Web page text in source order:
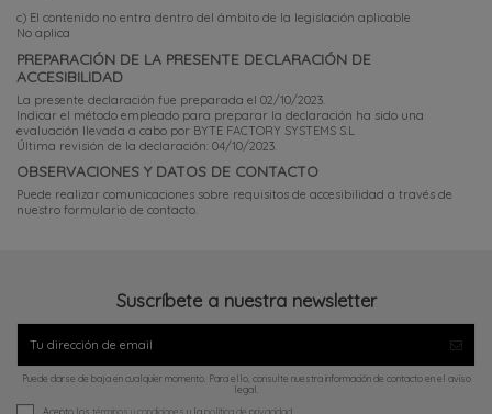
c) El contenido no entra dentro del ámbito de la legislación aplicable
No aplica
PREPARACIÓN DE LA PRESENTE DECLARACIÓN DE
ACCESIBILIDAD
La presente declaración fue preparada el 02/10/2023.
Indicar el método empleado para preparar la declaración ha sido una
evaluación llevada a cabo por BYTE FACTORY SYSTEMS S.L
Última revisión de la declaración: 04/10/2023.
OBSERVACIONES Y DATOS DE CONTACTO
Puede realizar comunicaciones sobre requisitos de accesibilidad a través de
nuestro formulario de contacto.
Suscríbete a nuestra newsletter
Puede darse de baja en cualquier momento. Para ello, consulte nuestra información de contacto en el aviso
legal.